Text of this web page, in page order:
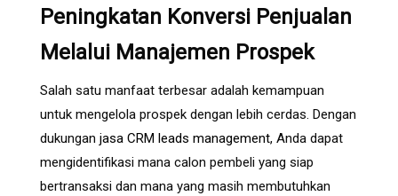
Peningkatan Konversi Penjualan
Melalui Manajemen Prospek
Salah satu manfaat terbesar adalah kemampuan
untuk mengelola prospek dengan lebih cerdas. Dengan
dukungan jasa CRM leads management, Anda dapat
mengidentifikasi mana calon pembeli yang siap
bertransaksi dan mana yang masih membutuhkan